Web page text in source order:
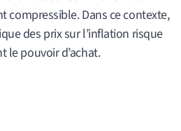
compressible. Dans ce contexte,
des prix sur l’inflation risque
le pouvoir d’achat.